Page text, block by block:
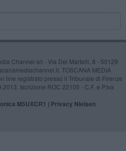
Channel srl - Via Dei Martelli, 8 - 50129
TOSCANA MEDIA
line registrato presso il Tribunale di Firenze
Iscrizione ROC 22105 - C.F. e P.Iva
M5UXCR1 | Privacy Nielsen